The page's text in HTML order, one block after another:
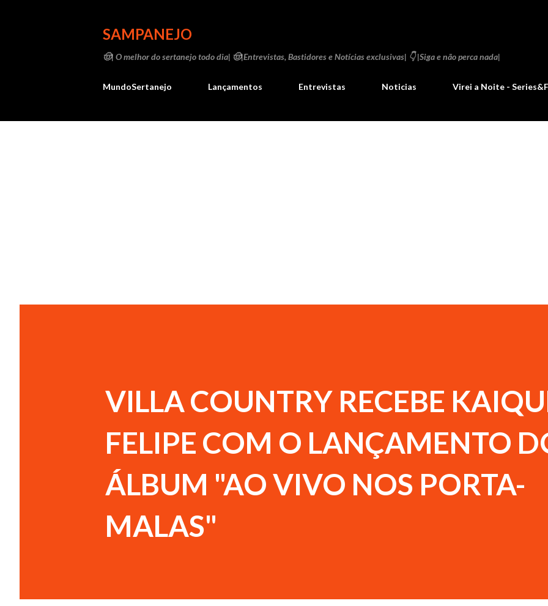
SAMPANEJO
🤠| O melhor do sertanejo todo dia| 🤠|Entrevistas, Bastidores e Notícias exclusivas| 👇 |Siga e não perca nada|
MundoSertanejo Lançamentos Entrevistas Noticias Virei a Noite -
VILLA COUNTRY RECEBE
FELIPE COM O LANÇAMENTO
ÁLBUM "AO VIVO NOS PORTA-
MALAS"